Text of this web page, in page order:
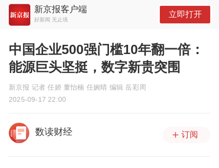
新京报客户端
好新闻 无止境
立即打开
中国企业500强门槛10年翻一倍：
能源巨头坚挺，数字新贵突围
新京报 记者 任娇 董怡楠 任婉晴 编辑 岳彩周
2025-09-17 22:00
数读财经 订阅